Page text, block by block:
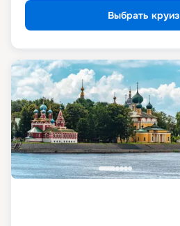
Выбрать круиз